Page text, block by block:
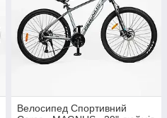
Велосипед Спортивний